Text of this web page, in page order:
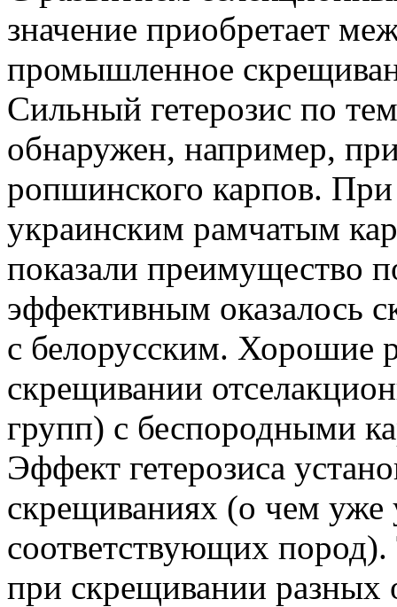
значение приобретает
промышленное
Сильный гетерозис по
обнаружен, например,
ропшинского карпов.
украинским рамчатым
показали преимущество
эффективным оказалось
с белорусским. Хорошие
скрещивании
групп) с беспородными
Эффект гетерозиса
скрещиваниях (о чем
соответствующих
при скрещивании разных